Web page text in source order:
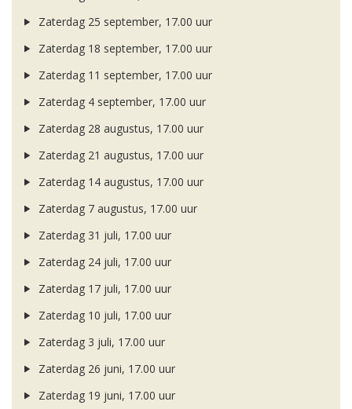
Zaterdag 25 september, 17.00 uur
Zaterdag 18 september, 17.00 uur
Zaterdag 11 september, 17.00 uur
Zaterdag 4 september, 17.00 uur
Zaterdag 28 augustus, 17.00 uur
Zaterdag 21 augustus, 17.00 uur
Zaterdag 14 augustus, 17.00 uur
Zaterdag 7 augustus, 17.00 uur
Zaterdag 31 juli, 17.00 uur
Zaterdag 24 juli, 17.00 uur
Zaterdag 17 juli, 17.00 uur
Zaterdag 10 juli, 17.00 uur
Zaterdag 3 juli, 17.00 uur
Zaterdag 26 juni, 17.00 uur
Zaterdag 19 juni, 17.00 uur